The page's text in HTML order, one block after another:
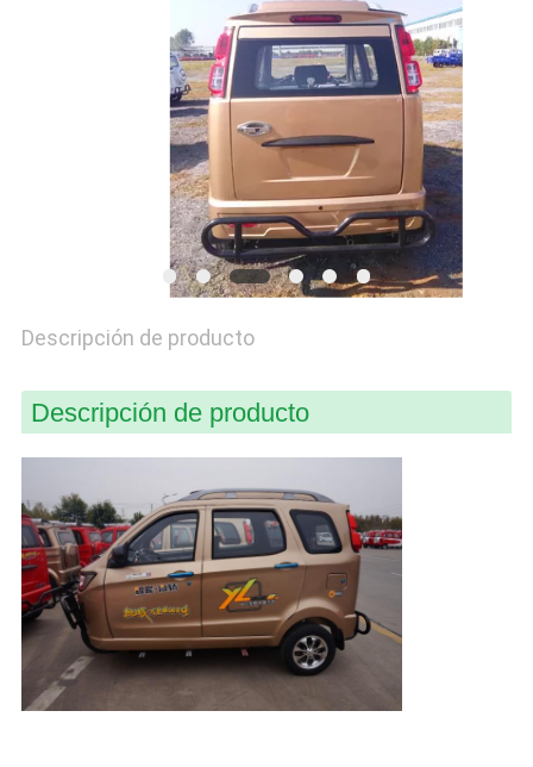
PRIVACY
Descripción de producto
Descripción de producto